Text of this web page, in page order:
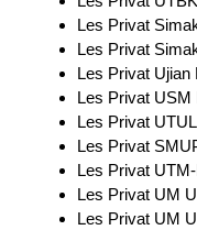
Les Privat
Les Privat
Les Privat
Les Privat USM
Les Privat
Les Privat
Les Privat
Les Privat UM
Les Privat UM